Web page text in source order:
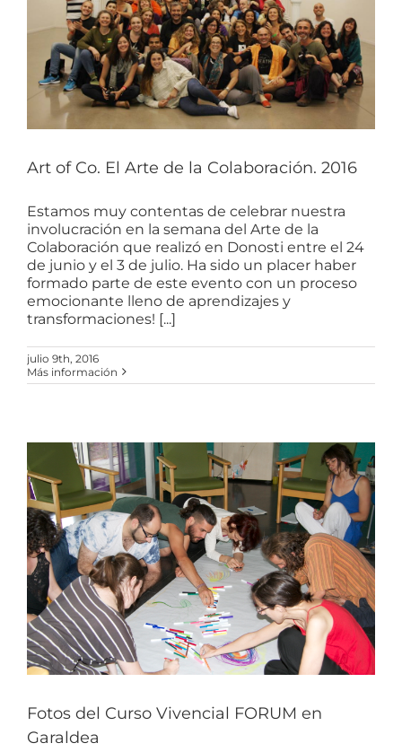
Art of Co. El Arte de la Colaboración. 2016
Estamos muy contentas de celebrar nuestra
involucración en la semana del Arte de la
Colaboración que realizó en Donosti entre el 24
de junio y el 3 de julio. Ha sido un placer haber
formado parte de este evento con un proceso
emocionante lleno de aprendizajes y
transformaciones! [...]
julio 9th, 2016
Más información
Fotos del Curso Vivencial FORUM en
Garaldea